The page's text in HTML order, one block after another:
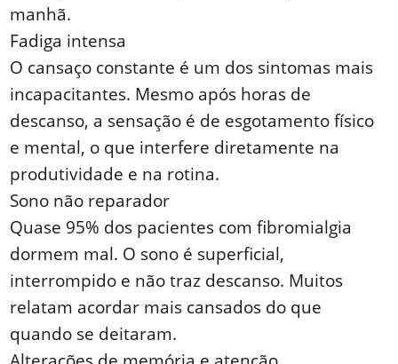
manhã.
Fadiga intensa
O cansaço constante é um dos sintomas mais
incapacitantes. Mesmo após horas de
descanso, a sensação é de esgotamento físico
e mental, o que interfere diretamente na
produtividade e na rotina.
Sono não reparador
Quase 95% dos pacientes com fibromialgia
dormem mal. O sono é superficial,
interrompido e não traz descanso. Muitos
relatam acordar mais cansados do que
quando se deitaram.